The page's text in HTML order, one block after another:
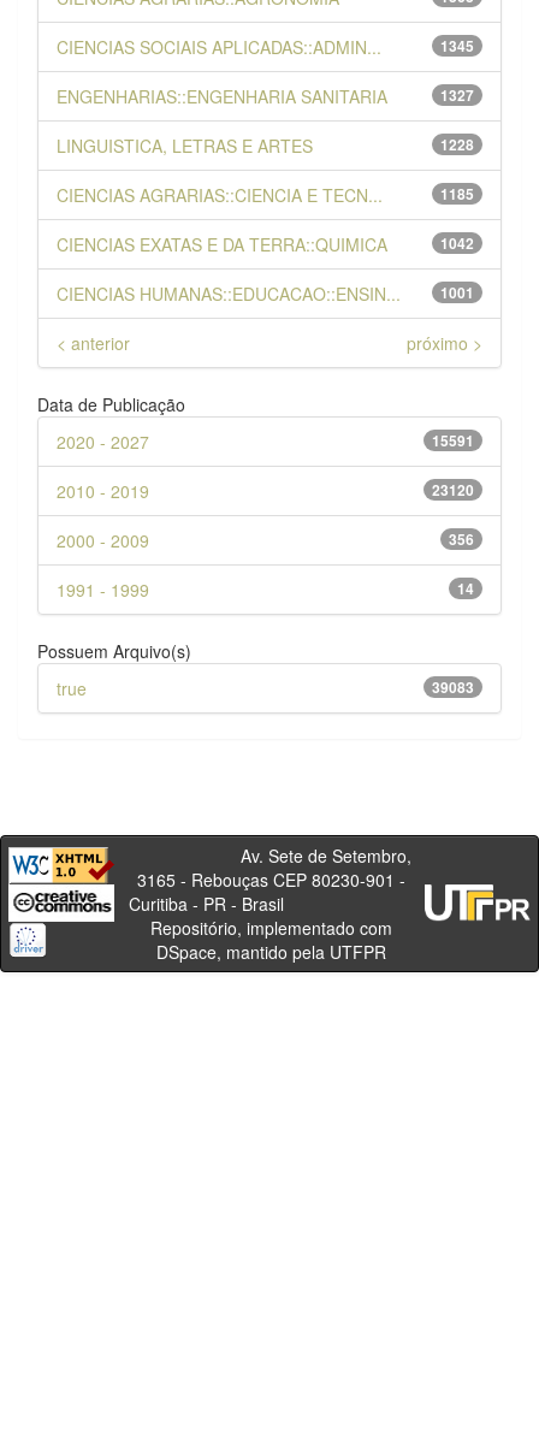
1345
CIENCIAS SOCIAIS APLICADAS::ADMIN...
1327
ENGENHARIAS::ENGENHARIA SANITARIA
1228
LINGUISTICA, LETRAS E ARTES
1185
CIENCIAS AGRARIAS::CIENCIA E TECN...
1042
CIENCIAS EXATAS E DA TERRA::QUIMICA
1001
CIENCIAS HUMANAS::EDUCACAO::ENSIN...
< anterior próximo >
Data de Publicação
15591
2020 - 2027
23120
2010 - 2019
356
2000 - 2009
14
1991 - 1999
Possuem Arquivo(s)
39083
true
Av. Sete de Setembro,
3165 - Rebouças CEP 80230-901 -
Curitiba - PR - Brasil
Repositório, implementado com
DSpace, mantido pela UTFPR